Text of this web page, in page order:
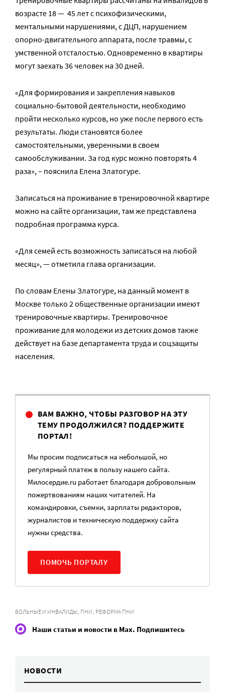
возрасте 18 — 45 лет с психофизическими,
ментальными нарушениями, с ДЦП, нарушением
опорно-двигательного аппарата, после травмы, с
умственной отсталостью. Одновременно в квартиры
могут заехать 36 человек на 30 дней.
«Для формирования и закрепления навыков
социально-бытовой деятельности, необходимо
пройти несколько курсов, но уже после первого есть
результаты. Люди становятся более
самостоятельными, уверенными в своем
самообслуживании. За год курс можно повторять 4
раза», – пояснила Елена Златогуре.
Записаться на проживание в тренировочной квартире
можно на сайте организации, там же представлена
подробная программа курса.
«Для семей есть возможность записаться на любой
месяц», — отметила глава организации.
По словам Елены Златогуре, на данный момент в
Москве только 2 общественные организации имеют
тренировочные квартиры. Тренировочное
проживание для молодежи из детских домов также
действует на базе департамента труда и соцзащиты
населения.
ВАМ ВАЖНО, ЧТОБЫ РАЗГОВОР НА ЭТУ
ТЕМУ ПРОДОЛЖИЛСЯ? ПОДДЕРЖИТЕ
ПОРТАЛ!
Мы просим подписаться на небольшой, но
регулярный платеж в пользу нашего сайта.
Милосердие.ru работает благодаря добровольным
пожертвованиям наших читателей. На
командировки, съемки, зарплаты редакторов,
журналистов и техническую поддержку сайта
нужны средства.
ПОМОЧЬ ПОРТАЛУ
БОЛЬНЫЕ И ИНВАЛИДЫ, ПНИ, РЕФОРМА ПНИ
Наши статьи и новости в Max. Подпишитесь
НОВОСТИ